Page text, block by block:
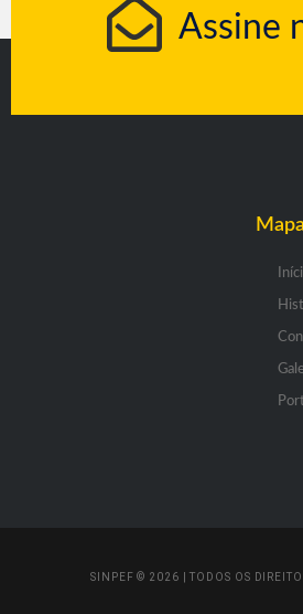
Assine
SINPEF © 2026 | TODOS OS